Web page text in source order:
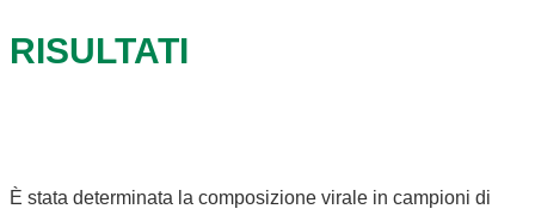
RISULTATI
È stata determinata la composizione virale in campioni di